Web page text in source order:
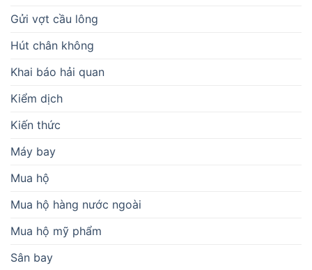
Gửi vợt cầu lông
Hút chân không
Khai báo hải quan
Kiểm dịch
Kiến thức
Máy bay
Mua hộ
Mua hộ hàng nước ngoài
Mua hộ mỹ phẩm
Sân bay